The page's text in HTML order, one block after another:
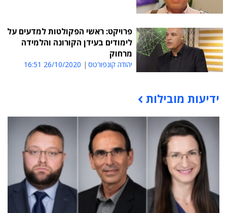
פרויקט: ראשי הפקולטות למדעים על
לימודים בעידן הקורונה והלמידה
מרחוק
יהודה קונפורטס 26/10/2020 16:51
תוכן פרסומי
ידיעות מובילות